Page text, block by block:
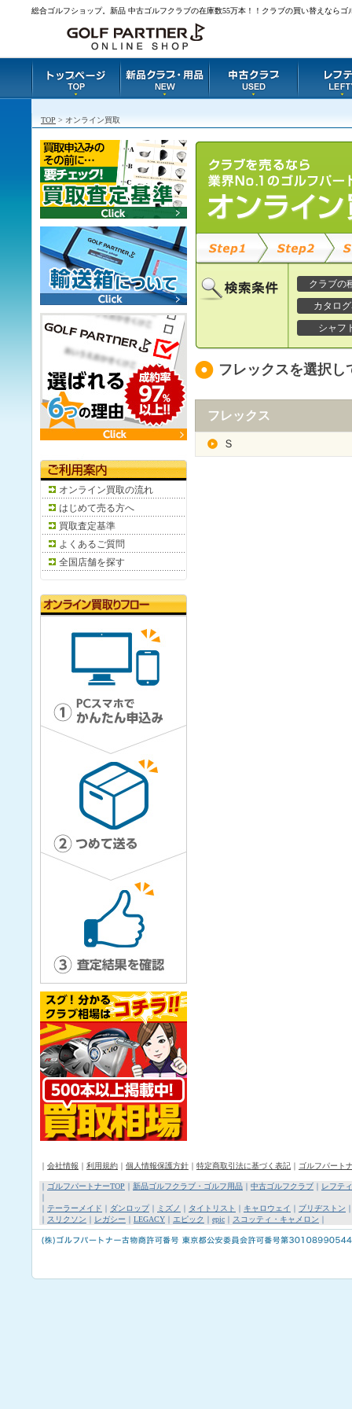
総合ゴルフショップ。新品 中古ゴルフクラブの在庫数55万本！！クラブの買い替えなら
TOP > オンライン買取
クラブの
カタロ
シャフ
フレックスを選択し
フレックス
Ｓ
オンライン買取の流れ
はじめて売る方へ
買取査定基準
よくあるご質問
全国店舗を探す
｜ 会社情報 ｜ 利用規約 ｜ 個人情報保護方針 ｜ 特定商取引法に基づく表記 ｜ ゴルフパート
｜ ゴルフパートナーTOP ｜ 新品ゴルフクラブ・ゴルフ用品 ｜ 中古ゴルフクラブ ｜ レフテ
｜
｜ テーラーメイド ｜ ダンロップ｜ ミズノ ｜ タイトリスト ｜ キャロウェイ ｜ ブリヂストン
｜ スリクソン ｜ レガシー ｜ LEGACY ｜ エピック ｜ epic ｜ スコッティ・キャメロン ｜